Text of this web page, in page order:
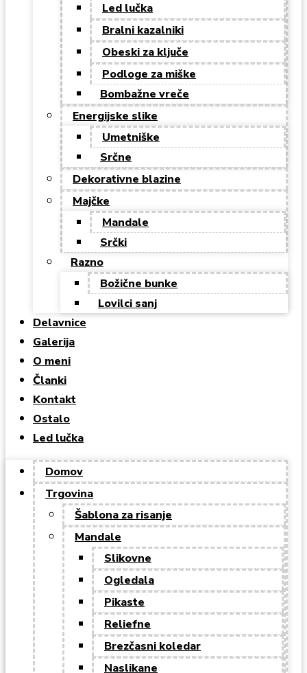
Led lučka
Bralni kazalniki
Obeski za ključe
Podloge za miške
Bombažne vreče
Energijske slike
Umetniške
Srčne
Dekorativne blazine
Majčke
Mandale
Srčki
Razno
Božične bunke
Lovilci sanj
Delavnice
Galerija
O meni
Članki
Kontakt
Ostalo
Led lučka
Domov
Trgovina
Šablona za risanje
Mandale
Slikovne
Ogledala
Pikaste
Reliefne
Brezčasni koledar
Naslikane